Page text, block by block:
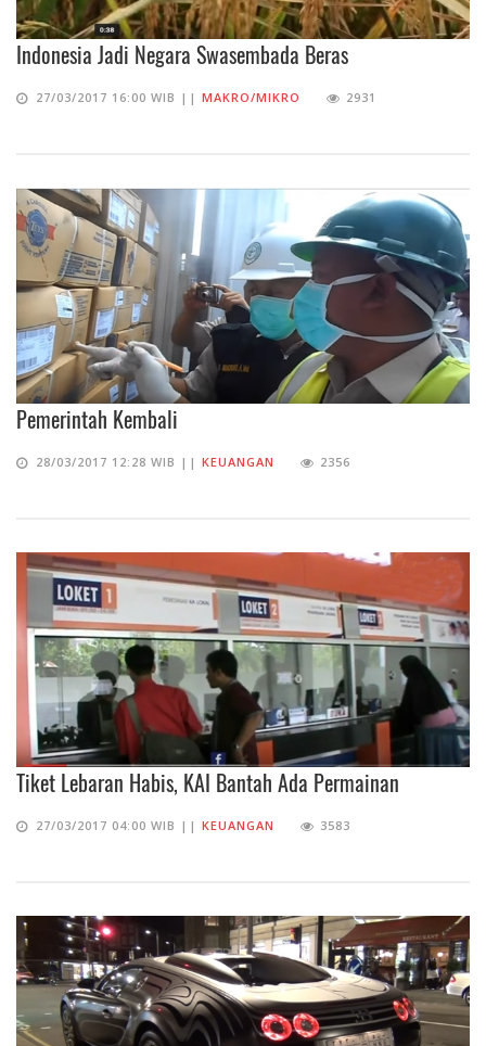
Indonesia Jadi Negara Swasembada Beras
27/03/2017 16:00 WIB || MAKRO/MIKRO 2931
Pemerintah Kembali
28/03/2017 12:28 WIB || KEUANGAN 2356
Tiket Lebaran Habis, KAI Bantah Ada Permainan
27/03/2017 04:00 WIB || KEUANGAN 3583